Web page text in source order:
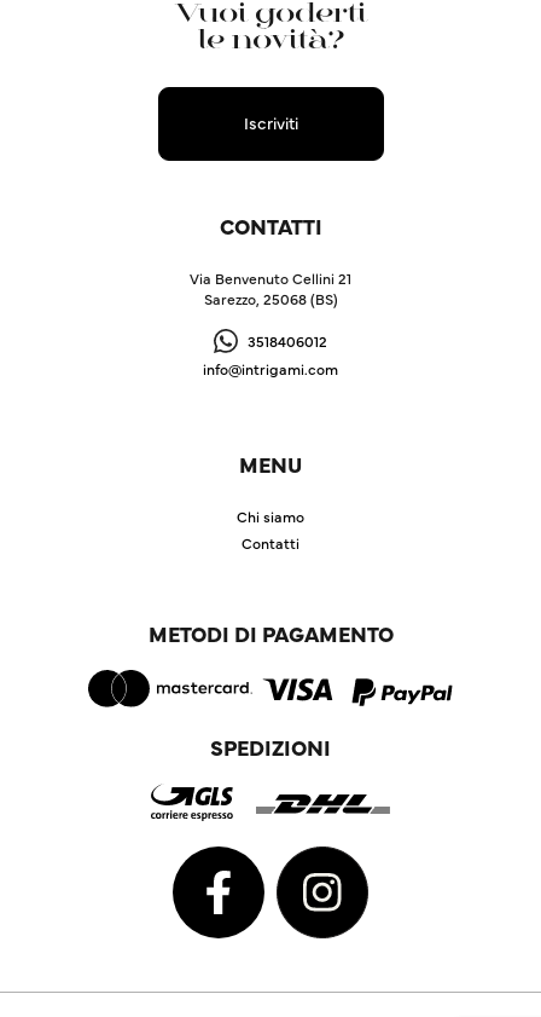
Vuoi goderti
le novità?
Iscriviti
CONTATTI
Via Benvenuto Cellini 21
Sarezzo, 25068 (BS)
3518406012
info@intrigami.com
MENU
Chi siamo
Contatti
METODI DI PAGAMENTO
SPEDIZIONI